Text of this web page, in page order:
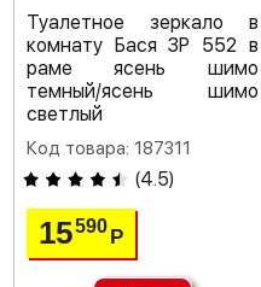
Туалетное зеркало в
комнату Бася ЗР 552 в
раме ясень шимо
темный/ясень шимо
светлый
Код товара: 187311
(4.5)
15590Р